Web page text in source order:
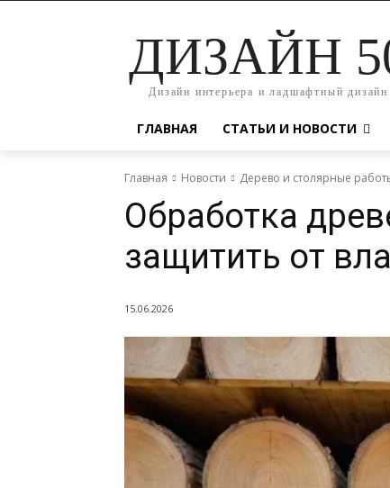
ДИЗАЙН
Дизайн интерьера и ладшафтный дизайн
ГЛАВНАЯ СТАТЬИ И НОВОСТИ
Главная Новости Дерево и столярные
Обработка
защитить от
15.06.2026